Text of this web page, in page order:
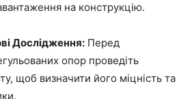
на конструкцію.
Дослідження: Перед
опор проведіть
щоб визначити його міцність та